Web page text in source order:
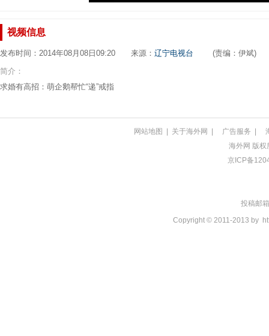
视频信息
发布时间：2014年08月08日09:20 来源： 辽宁电视台 (责编：伊斌)
简介：
求婚有高招：萌企鹅帮忙“递”戒指
网站地图 | 关于海外网 | 广告服务 |
海外网 版权
京ICP备
投稿邮
Copyright © 2011-2013 by